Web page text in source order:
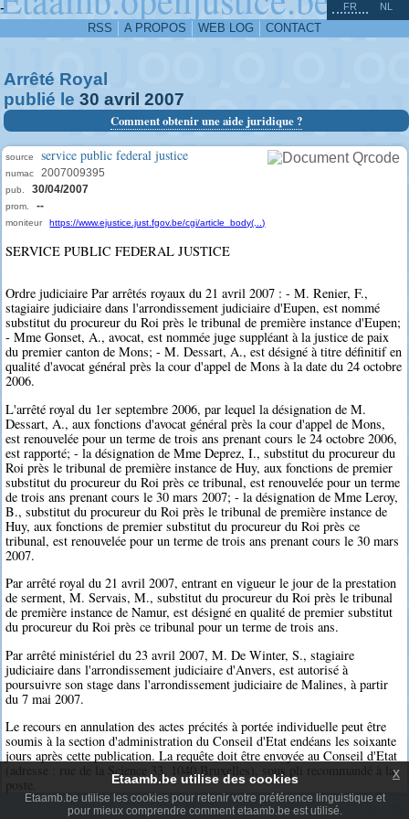
-
RSS A PROPOS WEB LOG CONTACT
FR NL
Arrêté Royal
publié le 30 avril 2007
Comment obtenir une aide juridique ?
source service public federal justice
numac 2007009395
pub. 30/04/2007
prom. --
moniteur https://www.ejustice.just.fgov.be/cgi/article_body(...)
SERVICE PUBLIC FEDERAL JUSTICE
Ordre judiciaire Par arrêtés royaux du 21 avril 2007 : - M. Renier, F.,
stagiaire judiciaire dans l'arrondissement judiciaire d'Eupen, est nommé
substitut du procureur du Roi près le tribunal de première instance d'Eupen;
- Mme Gonset, A., avocat, est nommée juge suppléant à la justice de paix
du premier canton de Mons; - M. Dessart, A., est désigné à titre définitif en
qualité d'avocat général près la cour d'appel de Mons à la date du 24 octobre
2006.
L'arrêté royal du 1er septembre 2006, par lequel la désignation de M.
Dessart, A., aux fonctions d'avocat général près la cour d'appel de Mons,
est renouvelée pour un terme de trois ans prenant cours le 24 octobre 2006,
est rapporté; - la désignation de Mme Deprez, I., substitut du procureur du
Roi près le tribunal de première instance de Huy, aux fonctions de premier
substitut du procureur du Roi près ce tribunal, est renouvelée pour un terme
de trois ans prenant cours le 30 mars 2007; - la désignation de Mme Leroy,
B., substitut du procureur du Roi près le tribunal de première instance de
Huy, aux fonctions de premier substitut du procureur du Roi près ce
tribunal, est renouvelée pour un terme de trois ans prenant cours le 30 mars
2007.
Par arrêté royal du 21 avril 2007, entrant en vigueur le jour de la prestation
de serment, M. Servais, M., substitut du procureur du Roi près le tribunal
de première instance de Namur, est désigné en qualité de premier substitut
du procureur du Roi près ce tribunal pour un terme de trois ans.
Par arrêté ministériel du 23 avril 2007, M. De Winter, S., stagiaire
judiciaire dans l'arrondissement judiciaire d'Anvers, est autorisé à
poursuivre son stage dans l'arrondissement judiciaire de Malines, à partir
du 7 mai 2007.
Le recours en annulation des actes précités à portée individuelle peut être
soumis à la section d'administration du Conseil d'Etat endéans les soixante
jours après cette publication. La requête doit être envoyée au Conseil d'Etat
(adresse : rue de la Science 33, 1040 Bruxelles), sous pli recommandé à la
poste.
^
Etaamb.be utilise des cookies
Etaamb.be utilise les cookies pour retenir votre préférence linguistique et
pour mieux comprendre comment etaamb.be est utilisé.
x